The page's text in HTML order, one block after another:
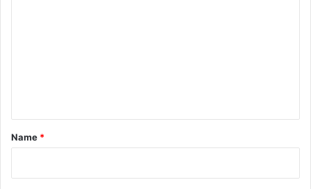
*
Name *